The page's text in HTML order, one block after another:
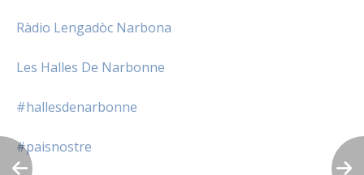
Ràdio Lengadòc Narbona
Les Halles De Narbonne
#hallesdenarbonne
#paisnostre